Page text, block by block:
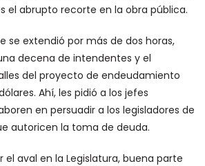
el abrupto recorte en la obra pública.
se extendió por más de dos horas,
decena de intendentes y el
del proyecto de endeudamiento
Ahí, les pidió a los jefes
en persuadir a los legisladores de
autoricen la toma de deuda.
el aval en la Legislatura, buena parte